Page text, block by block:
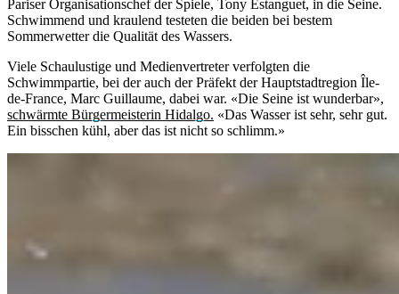
Pariser Organisationschef der Spiele, Tony Estanguet, in die Seine.
Schwimmend und kraulend testeten die beiden bei bestem
Sommerwetter die Qualität des Wassers.
Viele Schaulustige und Medienvertreter verfolgten die
Schwimmpartie, bei der auch der Präfekt der Hauptstadtregion Île-
de-France, Marc Guillaume, dabei war. «Die Seine ist wunderbar»,
schwärmte Bürgermeisterin Hidalgo. «Das Wasser ist sehr, sehr gut.
Ein bisschen kühl, aber das ist nicht so schlimm.»